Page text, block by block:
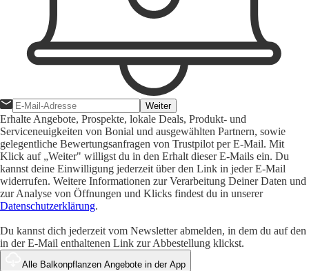
Weiter
Erhalte Angebote, Prospekte, lokale Deals, Produkt- und
Serviceneuigkeiten von Bonial und ausgewählten Partnern, sowie
gelegentliche Bewertungsanfragen von Trustpilot per E-Mail. Mit
Klick auf „Weiter" willigst du in den Erhalt dieser E-Mails ein. Du
kannst deine Einwilligung jederzeit über den Link in jeder E-Mail
widerrufen. Weitere Informationen zur Verarbeitung Deiner Daten und
zur Analyse von Öffnungen und Klicks findest du in unserer
Datenschutzerklärung.
Du kannst dich jederzeit vom Newsletter abmelden, in dem du auf den
in der E-Mail enthaltenen Link zur Abbestellung klickst.
Alle Balkonpflanzen Angebote in der App